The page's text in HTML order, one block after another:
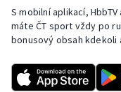
Rychlostní
Short track
Sportovní střelba
S mobilní aplikací,
máte ČT sport vždy po
bonusový obsah kdekoli